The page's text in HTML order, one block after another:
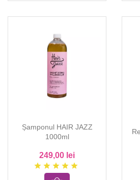
Șamponul HAIR JAZZ
1000ml
249,00 lei
star star star star star